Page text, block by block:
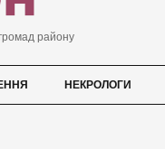
району
НЕКРОЛОГИ